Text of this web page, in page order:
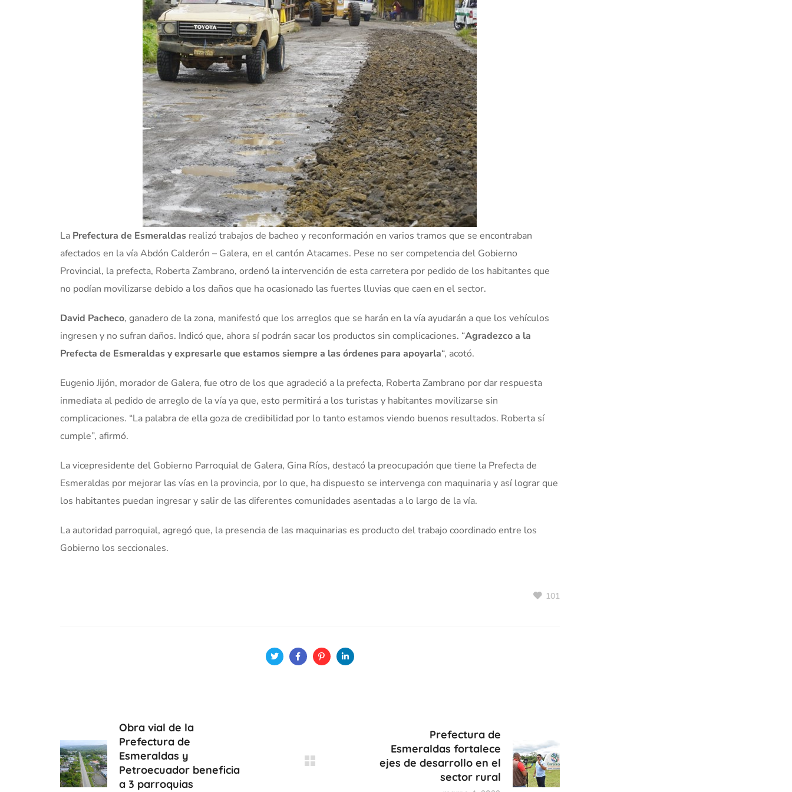
La Prefectura de Esmeraldas realizó trabajos de bacheo y reconformación en varios tramos que se encontraban
afectados en la vía Abdón Calderón – Galera, en el cantón Atacames. Pese no ser competencia del Gobierno
Provincial, la prefecta, Roberta Zambrano, ordenó la intervención de esta carretera por pedido de los habitantes que
no podían movilizarse debido a los daños que ha ocasionado las fuertes lluvias que caen en el sector.
David Pacheco, ganadero de la zona, manifestó que los arreglos que se harán en la vía ayudarán a que los vehículos
ingresen y no sufran daños. Indicó que, ahora sí podrán sacar los productos sin complicaciones. “Agradezco a la
Prefecta de Esmeraldas y expresarle que estamos siempre a las órdenes para apoyarla“, acotó.
Eugenio Jijón, morador de Galera, fue otro de los que agradeció a la prefecta, Roberta Zambrano por dar respuesta
inmediata al pedido de arreglo de la vía ya que, esto permitirá a los turistas y habitantes movilizarse sin
complicaciones. “La palabra de ella goza de credibilidad por lo tanto estamos viendo buenos resultados. Roberta sí
cumple”, afirmó.
La vicepresidente del Gobierno Parroquial de Galera, Gina Ríos, destacó la preocupación que tiene la Prefecta de
Esmeraldas por mejorar las vías en la provincia, por lo que, ha dispuesto se intervenga con maquinaria y así lograr que
los habitantes puedan ingresar y salir de las diferentes comunidades asentadas a lo largo de la vía.
La autoridad parroquial, agregó que, la presencia de las maquinarias es producto del trabajo coordinado entre los
Gobierno los seccionales.
101
Obra vial de la
Prefectura de
Esmeraldas y
Petroecuador beneficia
a 3 parroquias
Prefectura de
Esmeraldas fortalece
ejes de desarrollo en el
sector rural